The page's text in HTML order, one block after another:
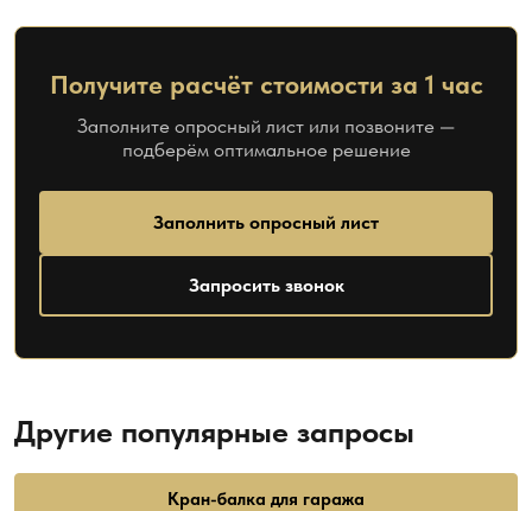
Получите расчёт стоимости за 1 час
Заполните опросный лист или позвоните —
подберём оптимальное решение
Заполнить опросный лист
Запросить звонок
Другие популярные запросы
Кран-балка для гаража